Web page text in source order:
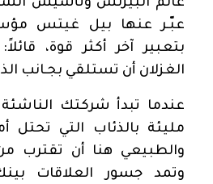
عالم البيزنس وتأسيس
عبّـر عنها بيل غيتس
بتعبير آخر أكثر قوة،
الغزلان أن تستلقي بجـانب
عندما تبدأ شركتك
مليئة بالذئاب التي تحتل
والطبيعي هنا أن تقترب
وتمد جسور العلاقات